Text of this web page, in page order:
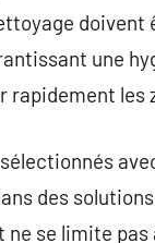
une
les
des
ne se limite